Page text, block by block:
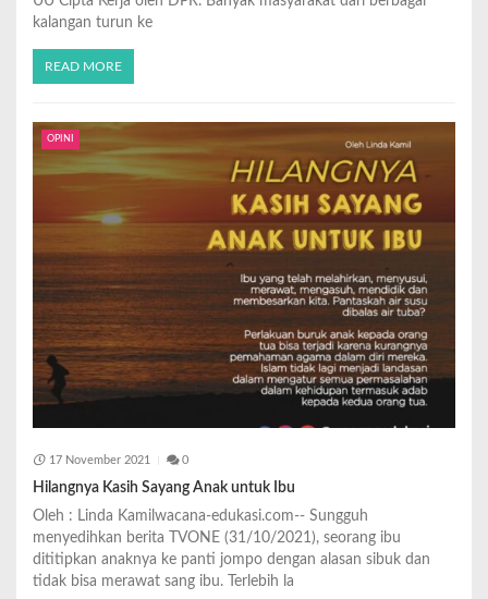
kalangan turun ke
READ MORE
OPINI
17 November 2021 0
Hilangnya Kasih Sayang Anak untuk Ibu
Oleh : Linda Kamilwacana-edukasi.com-- Sungguh
menyedihkan berita TVONE (31/10/2021), seorang ibu
dititipkan anaknya ke panti jompo dengan alasan sibuk dan
tidak bisa merawat sang ibu. Terlebih la